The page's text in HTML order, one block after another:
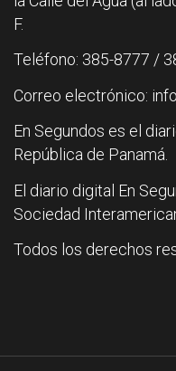
F.
Teléfono: 385-8777 /
Correo electrónico:
En Segundos es el
República de Panamá.
El diario digital En
Sociedad
Todos los derechos